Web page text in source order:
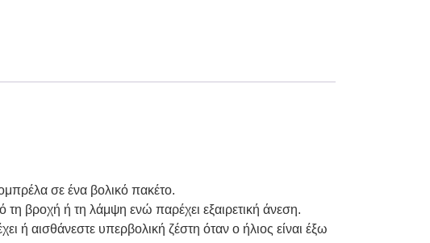
σε ένα βολικό πακέτο.
βροχή ή τη λάμψη ενώ παρέχει εξαιρετική άνεση.
ή αισθάνεστε υπερβολική ζέστη όταν ο ήλιος είναι έξω